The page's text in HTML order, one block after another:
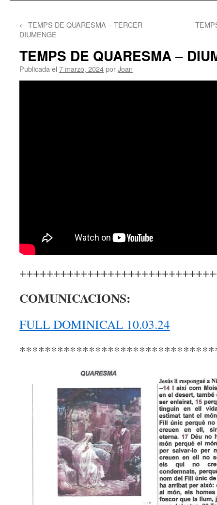
← TEMPS DE QUARESMA – TERCER
DIUMENGE
TEMPS DE QUARESMA –
Publicada el 7 marzo, 2024porJoan
COMUNICACIONS:
FULL DOMINICAL 10.03.24